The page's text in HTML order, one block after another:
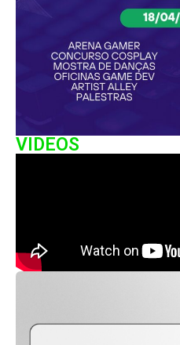
VIDEOS